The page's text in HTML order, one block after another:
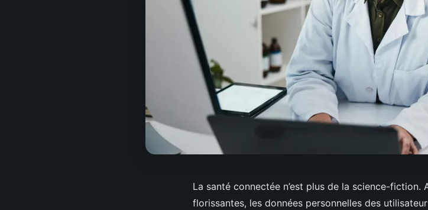
La santé connectée n’est plus de la science-fiction.
florissantes, les données personnelles des